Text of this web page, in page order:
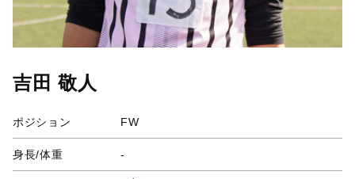
吉田 敬人
ポジション FW
身長/体重 -